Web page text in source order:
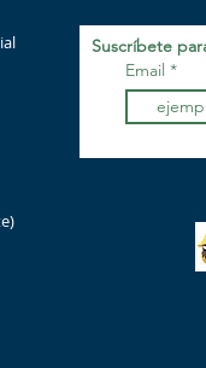
Suscríbete
Email